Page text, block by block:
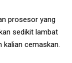
prosesor yang
sedikit lambat
kalian cemaskan.